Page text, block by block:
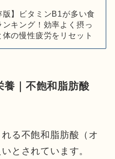
版】ビタミンB1が多い食
ンキング！効率よく摂っ
体の慢性疲労をリセット
｜不飽和脂肪酸
る不飽和脂肪酸（オ
とされています。